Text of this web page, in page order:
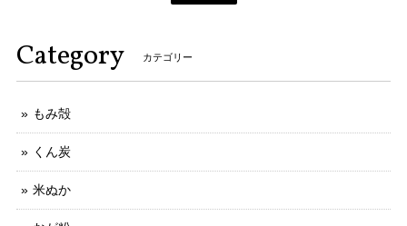
Category カテゴリー
もみ殻
くん炭
米ぬか